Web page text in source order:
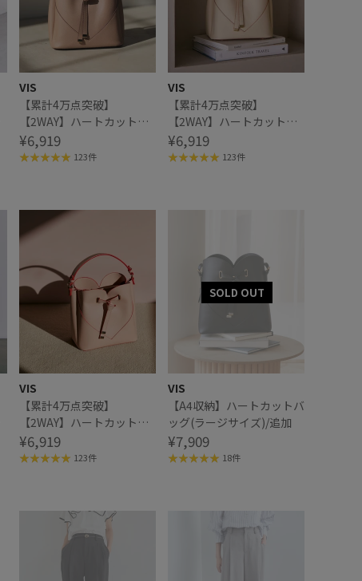
VIS
【累計4万点突破】
【2WAY】ハートカットバ
ッグ/追加
¥6,919
123件
VIS
【累計4万点突破】
【2WAY】ハートカットバ
ッグ/追加
¥6,919
123件
VIS
【累計4万点突破】
【2WAY】ハートカットバ
ッグ/追加
¥6,919
123件
VIS
【A4収納】ハートカットバ
ッグ(ラージサイズ)/追加
¥7,909
18件